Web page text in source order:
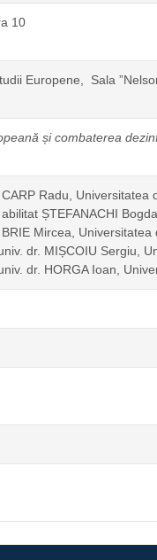
10
Europene, Sala
și combaterea
Radu, Universitatea
ȘTEFANACHI
Mircea, Universitatea
dr. MIȘCOIU Sergiu,
dr. HORGA Ioan,